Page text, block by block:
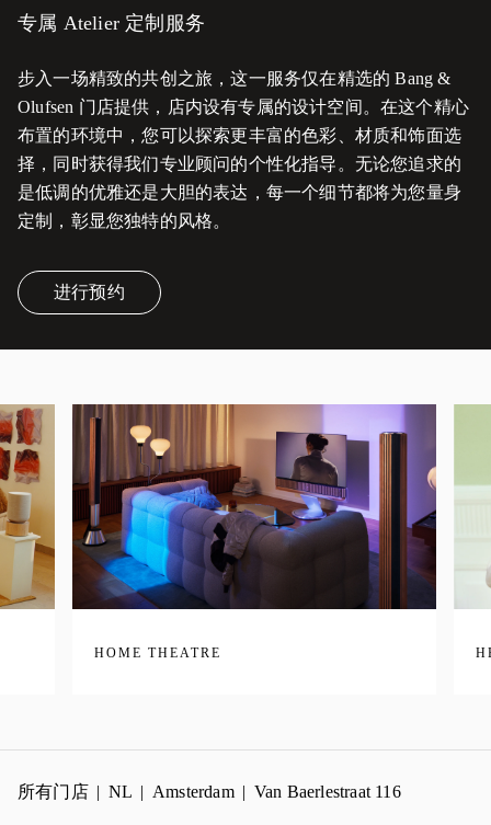
专属 Atelier 定制服务
步入一场精致的共创之旅，这一服务仅在精选的 Bang &
Olufsen 门店提供，店内设有专属的设计空间。在这个精心
布置的环境中，您可以探索更丰富的色彩、材质和饰面选
择，同时获得我们专业顾问的个性化指导。无论您追求的
是低调的优雅还是大胆的表达，每一个细节都将为您量身
定制，彰显您独特的风格。
进行预约Link Opens in New Tab
HOME THEATRE
所有门店 NL Amsterdam Van Baerlestraat 116